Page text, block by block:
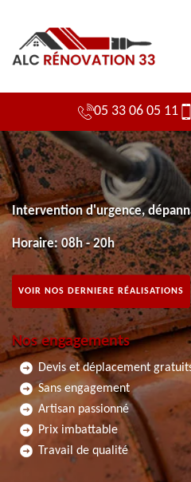
05 33 06 05 11
Intervention d'urgence,
Horaire: 08h - 20h
VOIR NOS DERNIERE RÉALISATIONS
Nos engagements
Devis et déplacement
Sans engagement
Artisan passionné
Prix imbattable
Travail de qualité